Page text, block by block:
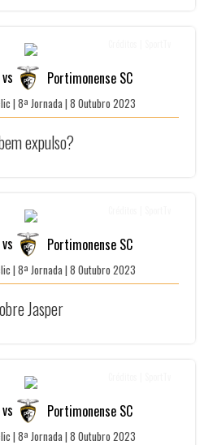
vs Portimonense SC
| 8ª Jornada | 8 Outubro 2023
expulso?
vs Portimonense SC
| 8ª Jornada | 8 Outubro 2023
Jasper
vs Portimonense SC
| 8ª Jornada | 8 Outubro 2023